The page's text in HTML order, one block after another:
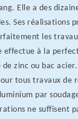
Elle a des
Ses réalisations
les
effectue à la
zinc ou bac
tous travaux de
par
ne suffisent